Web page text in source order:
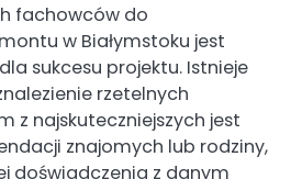
fachowców do
w Białymstoku jest
sukcesu projektu. Istnieje
rzetelnych
z najskuteczniejszych jest
znajomych lub rodziny,
doświadczenia z danym